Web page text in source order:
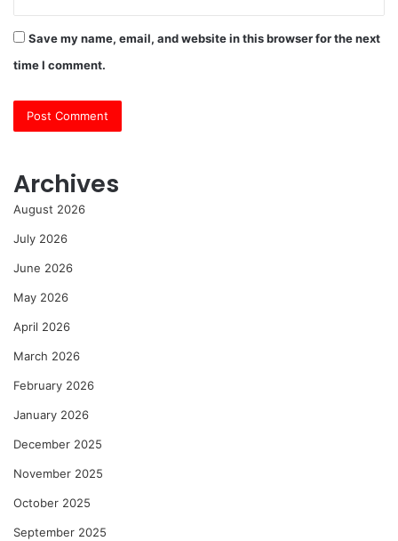
Save my name, email, and website in this browser for the next
time I comment.
Archives
August 2026
July 2026
June 2026
May 2026
April 2026
March 2026
February 2026
January 2026
December 2025
November 2025
October 2025
September 2025